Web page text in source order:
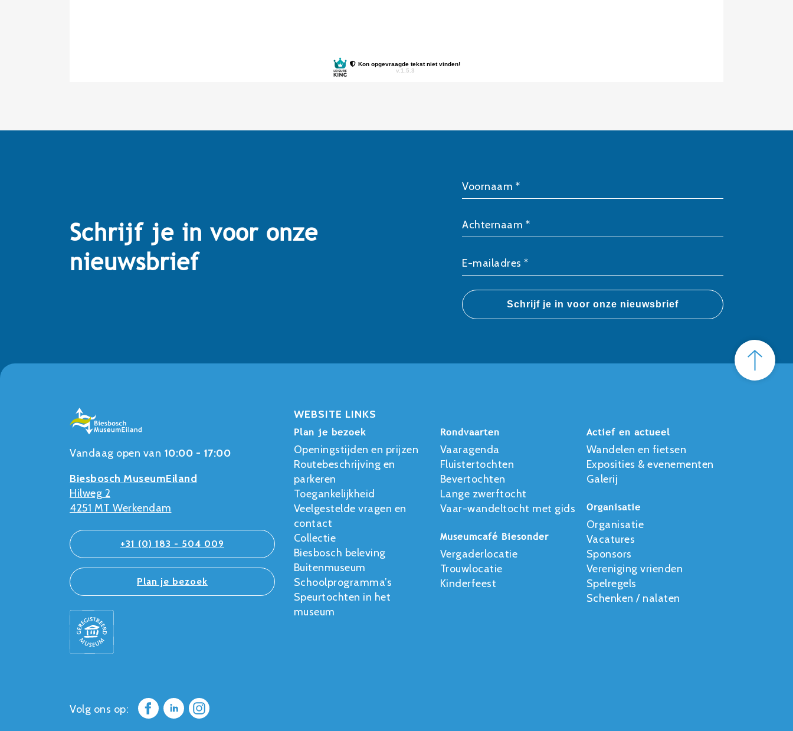
Schrijf je in voor onze
nieuwsbrief
Voornaam *
Achternaam *
E-mailadres *
Vandaag open van 10:00 - 17:00
Biesbosch MuseumEiland
Hilweg 2
4251 MT Werkendam
+31 (0) 183 - 504 009
Plan je bezoek
WEBSITE LINKS
Plan je bezoek
Openingstijden en prijzen
Routebeschrijving en
parkeren
Toegankelijkheid
Veelgestelde vragen en
contact
Collectie
Biesbosch beleving
Buitenmuseum
Schoolprogramma’s
Speurtochten in het
museum
Rondvaarten
Vaaragenda
Fluistertochten
Bevertochten
Lange zwerftocht
Vaar-wandeltocht met gids
Museumcafé Biesonder
Vergaderlocatie
Trouwlocatie
Kinderfeest
Actief en actueel
Wandelen en fietsen
Exposities & evenementen
Galerij
Organisatie
Organisatie
Vacatures
Sponsors
Vereniging vrienden
Spelregels
Schenken / nalaten
Volg ons op: